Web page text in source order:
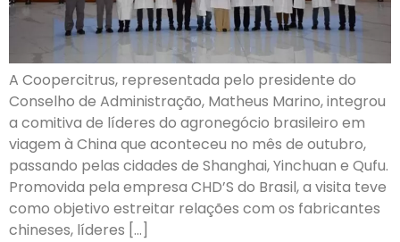
A Coopercitrus, representada pelo presidente do
Conselho de Administração, Matheus Marino, integrou
a comitiva de líderes do agronegócio brasileiro em
viagem à China que aconteceu no mês de outubro,
passando pelas cidades de Shanghai, Yinchuan e Qufu.
Promovida pela empresa CHD’S do Brasil, a visita teve
como objetivo estreitar relações com os fabricantes
chineses, líderes […]